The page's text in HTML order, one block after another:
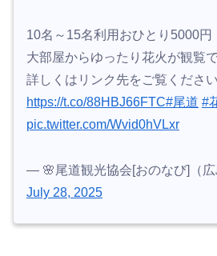
10名～15名利用おひとり5000円
大部屋からゆったり花火が観覧
詳しくはリンク先をご覧ください
https://t.co/88HBJ66FTC#尾道 #
pic.twitter.com/Wvid0hVLxr
— 🌸尾道観光協会[おのなび]（
July 28, 2025